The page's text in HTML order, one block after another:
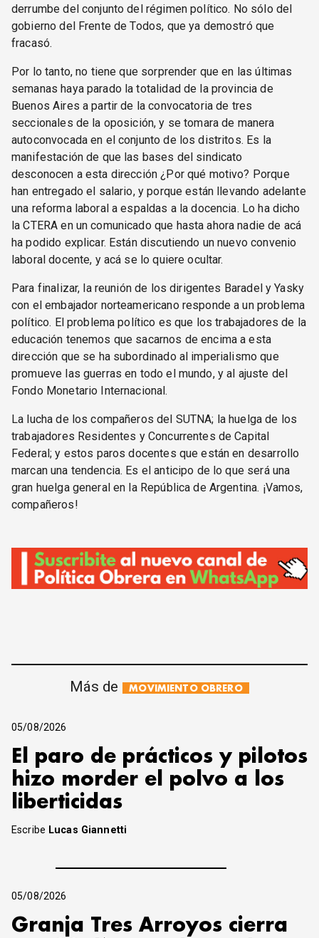
derrumbe del conjunto del régimen político. No sólo del
gobierno del Frente de Todos, que ya demostró que
fracasó.
Por lo tanto, no tiene que sorprender que en las últimas
semanas haya parado la totalidad de la provincia de
Buenos Aires a partir de la convocatoria de tres
seccionales de la oposición, y se tomara de manera
autoconvocada en el conjunto de los distritos. Es la
manifestación de que las bases del sindicato
desconocen a esta dirección ¿Por qué motivo? Porque
han entregado el salario, y porque están llevando adelante
una reforma laboral a espaldas a la docencia. Lo ha dicho
la CTERA en un comunicado que hasta ahora nadie de acá
ha podido explicar. Están discutiendo un nuevo convenio
laboral docente, y acá se lo quiere ocultar.
Para finalizar, la reunión de los dirigentes Baradel y Yasky
con el embajador norteamericano responde a un problema
político. El problema político es que los trabajadores de la
educación tenemos que sacarnos de encima a esta
dirección que se ha subordinado al imperialismo que
promueve las guerras en todo el mundo, y al ajuste del
Fondo Monetario Internacional.
La lucha de los compañeros del SUTNA; la huelga de los
trabajadores Residentes y Concurrentes de Capital
Federal; y estos paros docentes que están en desarrollo
marcan una tendencia. Es el anticipo de lo que será una
gran huelga general en la República de Argentina. ¡Vamos,
compañeros!
Más de MOVIMIENTO OBRERO
05/08/2026
El paro de prácticos y pilotos
hizo morder el polvo a los
liberticidas
Escribe Lucas Giannetti
05/08/2026
Granja Tres Arroyos cierra